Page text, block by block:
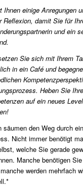
Ihnen einige Anregungen
Reflexion, damit Sie für
und ein
Sie sich mit Ihrem
in ein Café und
Heben Sie Ihre
auf ein neues
säumen den Weg durch
Nicht immer benötigt
welche Sie gerade
Manche benötigen
werden mehrfach